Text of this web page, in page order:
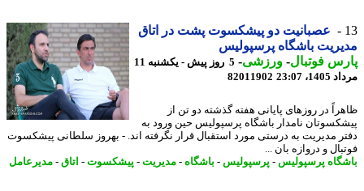
عصبانیت دو پیشکسوت پشت در اتاق
باشگاه پرسپولیس
فوتبال-ورزشی-
5 روز پیش - یکشنبه 11
23:07
82011902
در روزهای پایانی هفته گذشته دو تن از
نامدار باشگاه پرسپولیس حین ورود به
مدیریت به درستی مورد استقبال قرار نگرفته اند. - بهروز سلطانی پیشکسوت
و دروازه بان ...
پرسپولیس-پرسپولیس-باشگاه-مدیریت-پیشکسوت-اتاق -مدیرعامل